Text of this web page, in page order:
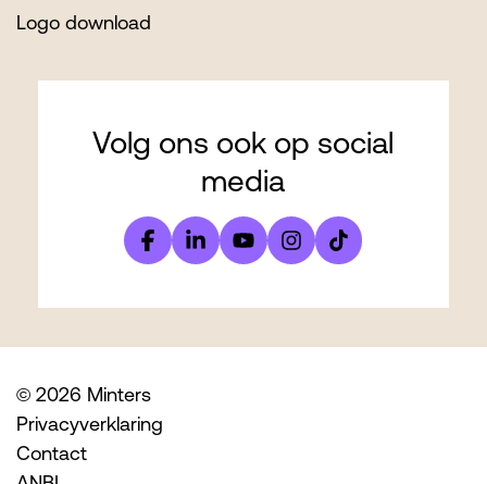
Logo download
Volg ons ook op social
media
© 2026 Minters
Privacyverklaring
Contact